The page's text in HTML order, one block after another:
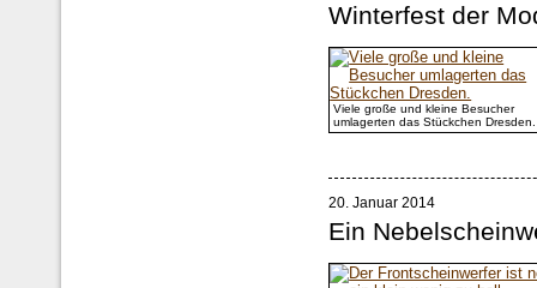
Winterfest der
Viele große und kleine Besucher
umlagerten das Stückchen Dresden.
20. Januar 2014
Ein